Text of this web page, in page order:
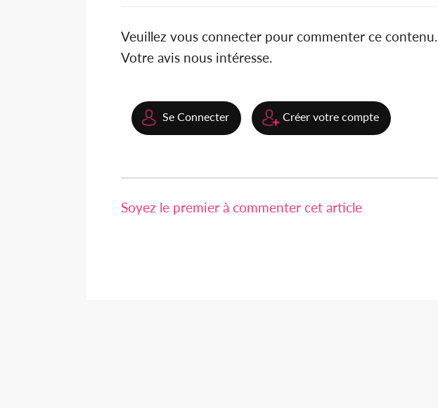
Veuillez vous connecter pour commenter ce contenu.
Votre avis nous intéresse.
Se Connecter Créer votre compte
Soyez le premier à commenter cet article